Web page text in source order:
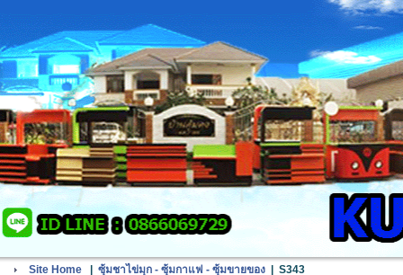
Site Home ซุ้มชาไข่มุก - ซุ้มกาแฟ - ซุ้มขายของ S343